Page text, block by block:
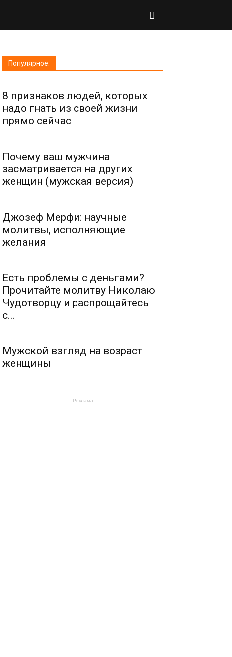
Популярное:
8 признаков людей, которых
надо гнать из своей жизни
прямо сейчас
Почему ваш мужчина
засматривается на других
женщин (мужская версия)
Джозеф Мерфи: научные
молитвы, исполняющие
желания
Есть проблемы с деньгами?
Прочитайте молитву Николаю
Чудотворцу и распрощайтесь
с...
Мужской взгляд на возраст
женщины
Реклама